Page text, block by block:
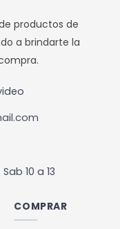
productos de
a brindarte la
10 a 13
COMPRAR